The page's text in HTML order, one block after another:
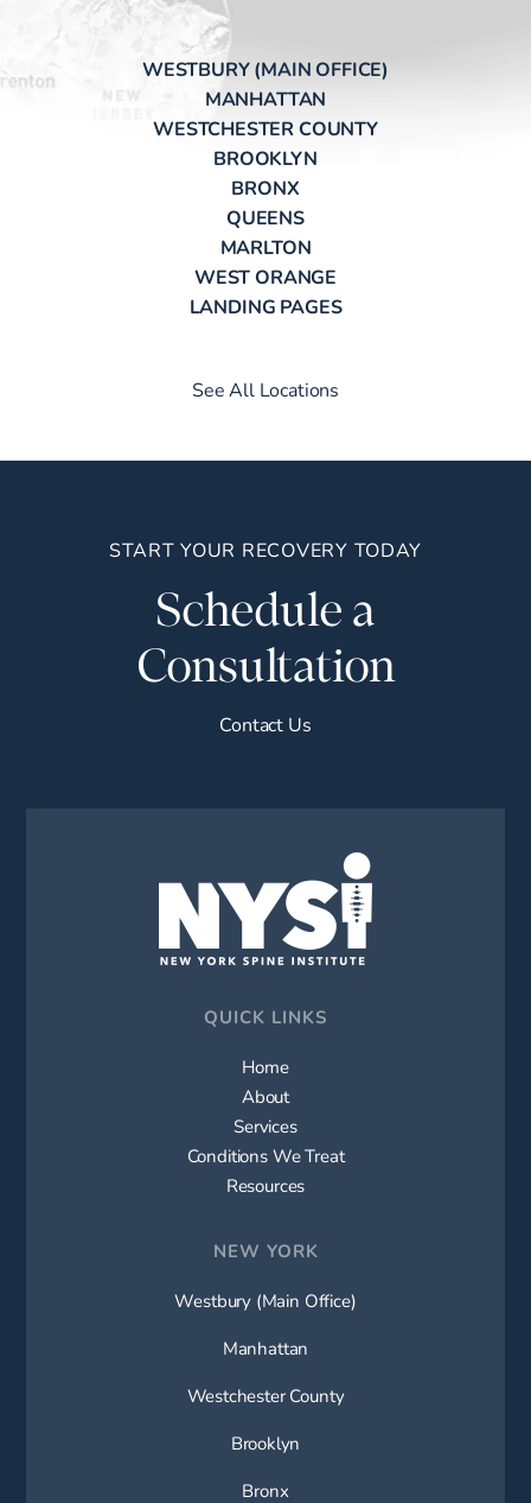
WESTBURY (MAIN OFFICE)
MANHATTAN
WESTCHESTER COUNTY
BROOKLYN
BRONX
QUEENS
MARLTON
WEST ORANGE
LANDING PAGES
See All Locations
START YOUR RECOVERY TODAY
Schedule a
Consultation
Contact Us
QUICK LINKS
Home
About
Services
Conditions We Treat
Resources
NEW YORK
Westbury (Main Office)
Manhattan
Westchester County
Brooklyn
Bronx